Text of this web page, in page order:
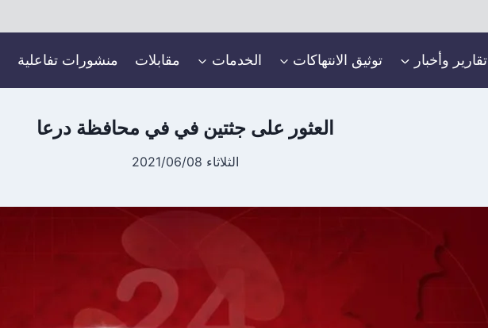
تقارير وأخبار توثيق الانتهاكات الخدمات مقابلات منشورات تفاعلية
العثور على جثتين في في محافظة درعا
الثلاثاء 2021/06/08